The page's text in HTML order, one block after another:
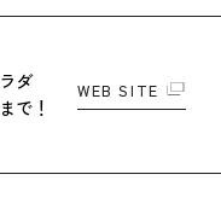
ダ
で！
WEB SITE